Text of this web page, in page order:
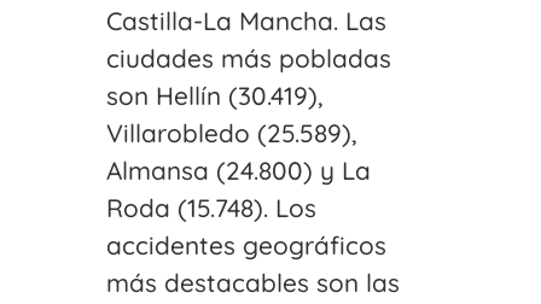
Castilla-La Mancha. Las
ciudades más pobladas
son Hellín (30.419),
Villarobledo (25.589),
Almansa (24.800) y La
Roda (15.748). Los
accidentes geográficos
más destacables son las